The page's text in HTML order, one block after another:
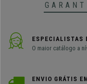
ESPECIALISTAS
O maior catálogo a
ENVIO GRÁTIS